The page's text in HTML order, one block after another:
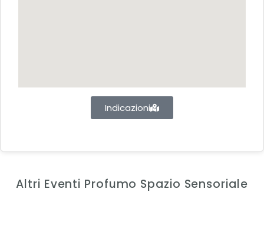
Indicazioni
Altri Eventi Profumo Spazio Sensoriale